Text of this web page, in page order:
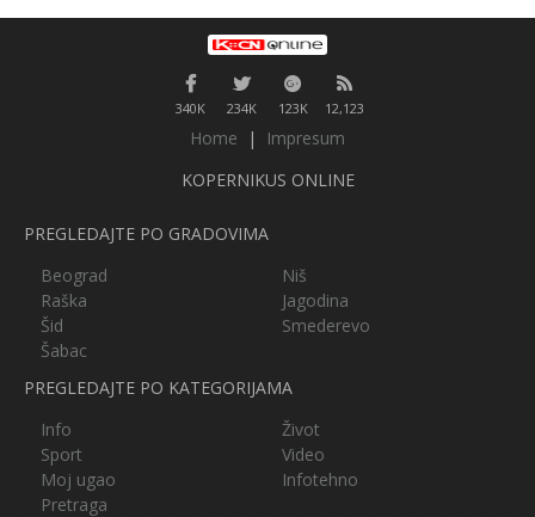
340K 234K 123K 12,123
Home |
Impresum
KOPERNIKUS ONLINE
PREGLEDAJTE PO GRADOVIMA
Beograd
Niš
Raška
Jagodina
Šid
Smederevo
Šabac
PREGLEDAJTE PO KATEGORIJAMA
Info
Život
Sport
Video
Moj ugao
Infotehno
Pretraga